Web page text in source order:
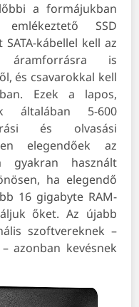
a formájukban
SSD
kábellel kell az
áramforrásra is
és csavarokkal kell
Ezek a lapos,
általában 5-600
írási és olvasási
elegendőek az
használt
ha elegendő
16 gigabyte RAM-
őket. Az újabb
szoftvereknek –
azonban kevésnek